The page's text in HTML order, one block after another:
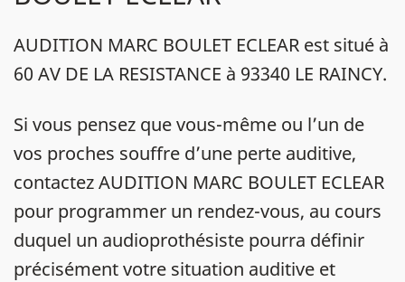
AUDITION MARC BOULET ECLEAR est situé à
60 AV DE LA RESISTANCE à 93340 LE RAINCY.
Si vous pensez que vous-même ou l’un de
vos proches souffre d’une perte auditive,
contactez AUDITION MARC BOULET ECLEAR
pour programmer un rendez-vous, au cours
duquel un audioprothésiste pourra définir
précisément votre situation auditive et